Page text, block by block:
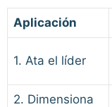
Aplicación
1. Ata el líder
2. Dimensiona